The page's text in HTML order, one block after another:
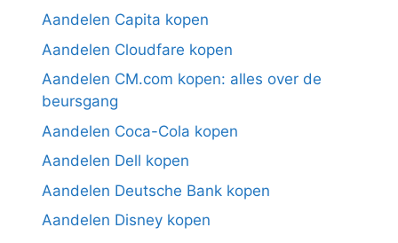
Aandelen Capita kopen
Aandelen Cloudfare kopen
Aandelen CM.com kopen: alles over de
beursgang
Aandelen Coca-Cola kopen
Aandelen Dell kopen
Aandelen Deutsche Bank kopen
Aandelen Disney kopen